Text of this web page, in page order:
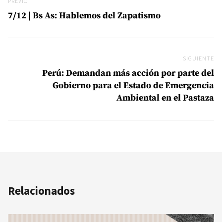
Previo
7/12 | Bs As: Hablemos del Zapatismo
SIGUIENTE
Perú: Demandan más acción por parte del
Gobierno para el Estado de Emergencia
Ambiental en el Pastaza
Relacionados